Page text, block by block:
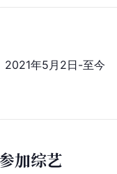
2021年5月2日-至今
加综艺